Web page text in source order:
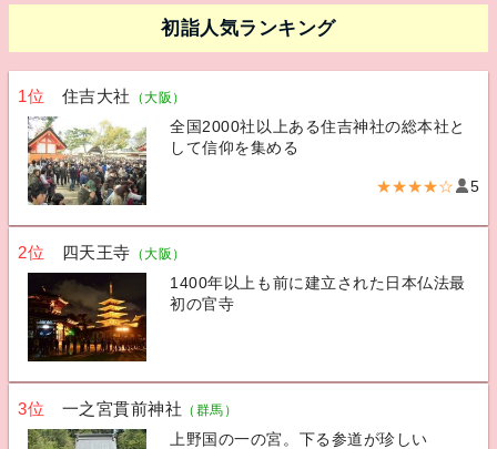
初詣人気ランキング
1位 住吉大社 （大阪）
全国2000社以上ある住吉神社の総本社と
して信仰を集める
★★★★☆ 5
2位 四天王寺 （大阪）
1400年以上も前に建立された日本仏法最
初の官寺
3位 一之宮貫前神社 （群馬）
上野国の一の宮。下る参道が珍しい